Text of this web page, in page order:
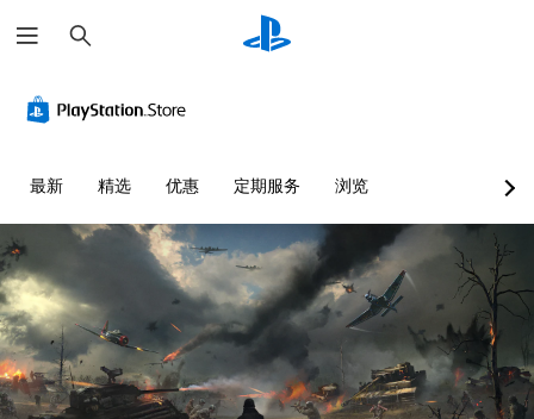
索
最新 精选 优惠 定期服务 浏览